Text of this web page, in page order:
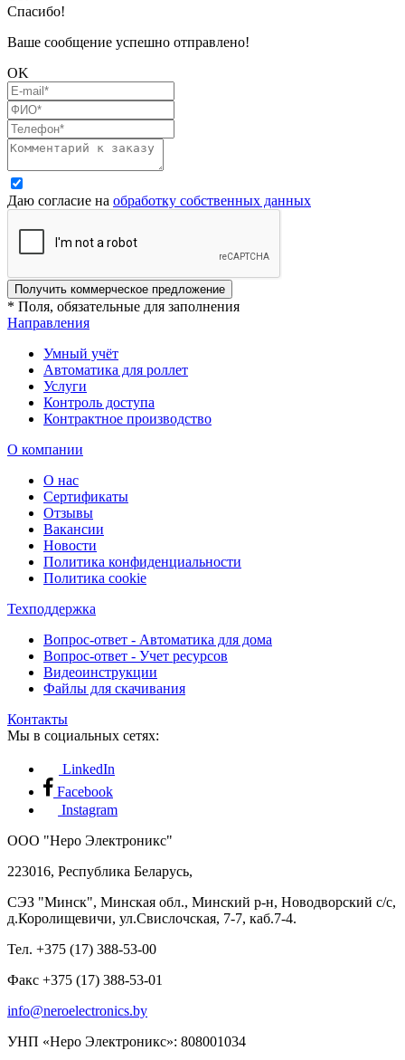
Спасибо!
Ваше сообщение успешно отправлено!
OK
Даю согласие на обработку собственных данных
Получить коммерческое предложение
* Поля, обязательные для заполнения
Направления
Умный учёт
Автоматика для роллет
Услуги
Контроль доступа
Контрактное производство
О компании
О нас
Сертификаты
Отзывы
Вакансии
Новости
Политика конфиденциальности
Политика cookie
Техподдержка
Вопрос-ответ - Автоматика для дома
Вопрос-ответ - Учет ресурсов
Видеоинструкции
Файлы для скачивания
Контакты
Мы в социальных сетях:
LinkedIn
Facebook
Instagram
ООО "Неро Электроникс"
223016, Республика Беларусь,
СЭЗ "Минск", Минская обл., Минский р-н, Новодворский с/с,
д.Королищевичи, ул.Свислочская, 7-7, каб.7-4.
Тел. +375 (17) 388-53-00
Факс +375 (17) 388-53-01
info@neroelectronics.by
УНП «Неро Электроникс»: 808001034